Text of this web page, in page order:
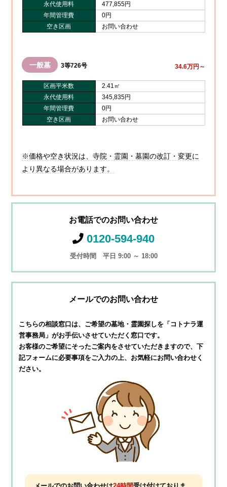
永代使用料
477,855円
年間管理費
0円
空き区画
お問い合わせ
一般墓 3等726号 34.6万円～
区画平米数
2.41㎡
永代使用料
345,835円
年間管理費
0円
空き区画
お問い合わせ
※価格や空き状況は、寺院・霊園・墓園の改訂・変更に
より異なる場合があります。
お電話でのお問い合わせ
0120-594-940
受付時間 平日 9:00 ～ 18:00
メールでのお問い合わせ
こちらの相談窓口は、ご希望の墓地・霊園探しを 「コトナラ運
営事務局」がお手伝いさせていただく窓口です。
お客様のご希望にそったご案内をさせていただきますので、下
記フォームに必要事項をご入力の上、お気軽にお問い合わせく
ださい。